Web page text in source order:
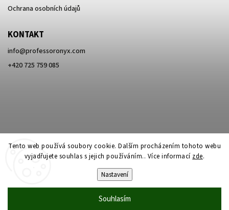
Tento web používá soubory cookie. Dalším procházením tohoto webu
vyjadřujete souhlas s jejich používáním.. Více informací zde.
Nastavení
Souhlasím
Ochrana osobních údajů
KONTAKT
info@professoronyx.com
+420 725 759 085
Professor Onyx. Všechna práva vyhrazena.